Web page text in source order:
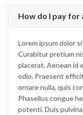
How do I pay for
Lorem ipsum dolor
Curabitur pretium
placerat. Aenean id
odio. Praesent
ornare nulla, quis
Phasellus congue
potenti. Duis